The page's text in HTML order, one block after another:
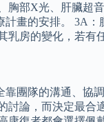
部X光、肝臟超
畫的安排。 3A：
房的變化，若有
團隊的溝通、協
論，而決定最合